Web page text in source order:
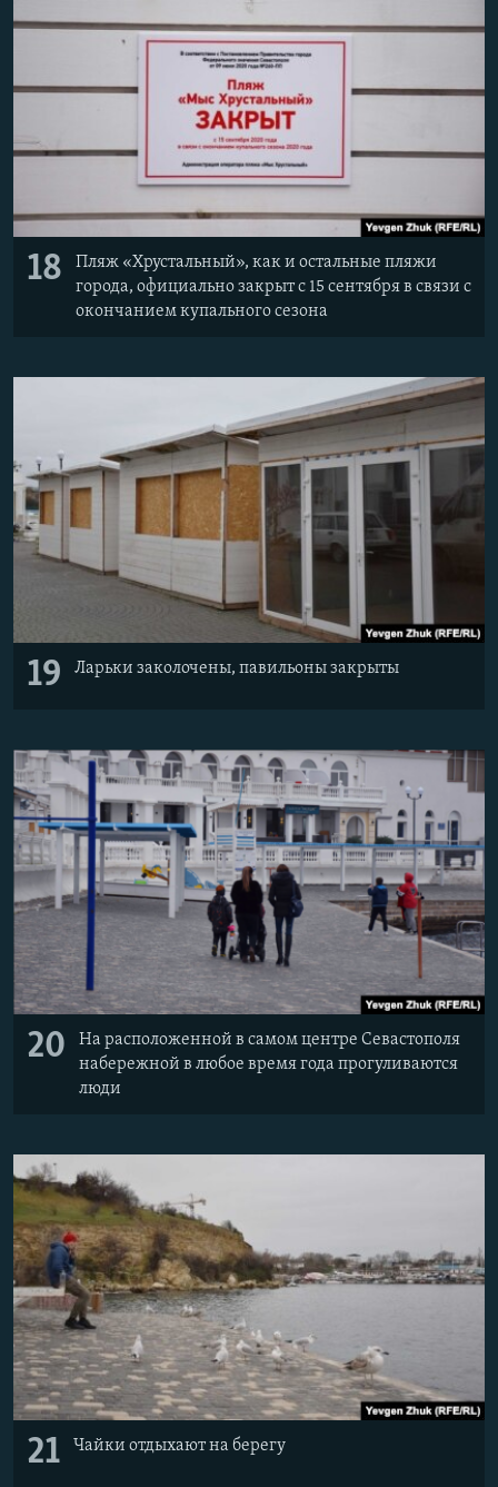
18
Пляж «Хрустальный», как и остальные пляжи
города, официально закрыт с 15 сентября в связи с
окончанием купального сезона
19 Ларьки заколочены, павильоны закрыты
20
На расположенной в самом центре Севастополя
набережной в любое время года прогуливаются
люди
21 Чайки отдыхают на берегу